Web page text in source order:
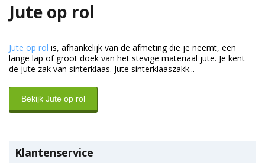
Jute op rol
Jute op rol is, afhankelijk van de afmeting die je neemt, een
lange lap of groot doek van het stevige materiaal jute. Je kent
de jute zak van sinterklaas. Jute sinterklaaszakk...
Bekijk Jute op rol
Klantenservice